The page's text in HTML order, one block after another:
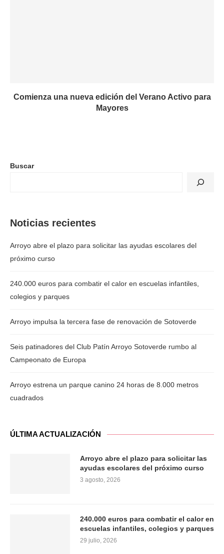
Comienza una nueva edición del Verano Activo para
Mayores
Buscar
Noticias recientes
Arroyo abre el plazo para solicitar las ayudas escolares del
próximo curso
240.000 euros para combatir el calor en escuelas infantiles,
colegios y parques
Arroyo impulsa la tercera fase de renovación de Sotoverde
Seis patinadores del Club Patín Arroyo Sotoverde rumbo al
Campeonato de Europa
Arroyo estrena un parque canino 24 horas de 8.000 metros
cuadrados
ÚLTIMA ACTUALIZACIÓN
Arroyo abre el plazo para solicitar las
ayudas escolares del próximo curso
3 agosto, 2026
240.000 euros para combatir el calor en
escuelas infantiles, colegios y parques
29 julio, 2026